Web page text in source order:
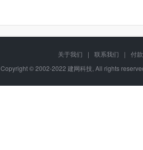
关于我们 | 联系我们 |
付
Copyright © 2002-2022 建网科技, All rights